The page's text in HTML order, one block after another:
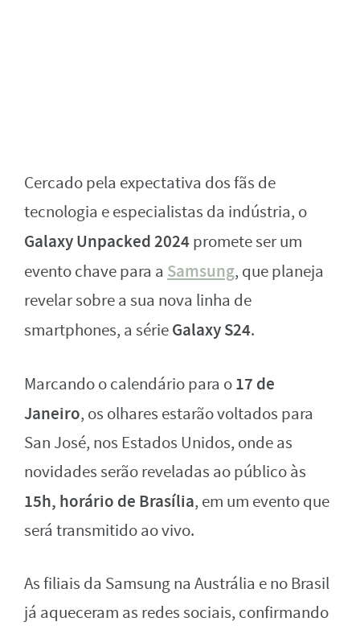
Cercado pela expectativa dos fãs de
tecnologia e especialistas da indústria, o
Galaxy Unpacked 2024promete ser um
evento chave para a Samsung, que planeja
revelar sobre a sua nova linha de
smartphones, a sérieGalaxy S24.
Marcando o calendário para o17 de
Janeiro, os olhares estarão voltados para
San José, nos Estados Unidos, onde as
novidades serão reveladas ao público às
15h, horário de Brasília, em um evento que
será transmitido ao vivo.
As filiais da Samsung na Austrália e no Brasil
já aqueceram as redes sociais, confirmando